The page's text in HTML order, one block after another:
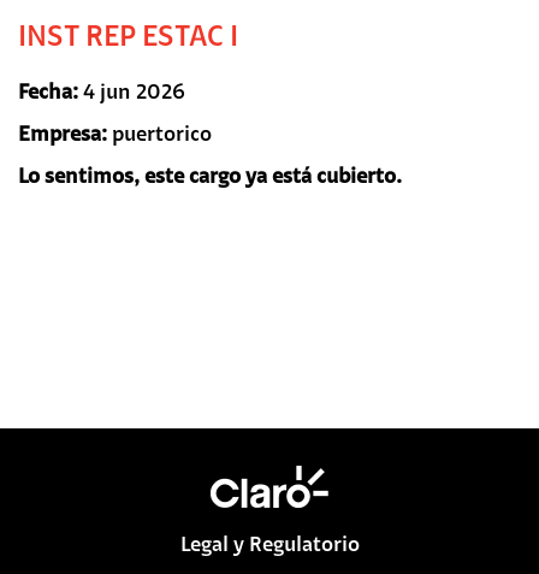
INST REP ESTAC I
Fecha: 4 jun 2026
Empresa: puertorico
Lo sentimos, este cargo ya está cubierto.
Legal y Regulatorio